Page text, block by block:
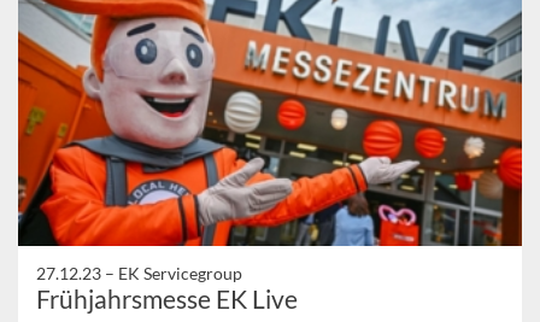
27.12.23 – EK Servicegroup
Frühjahrsmesse EK Live